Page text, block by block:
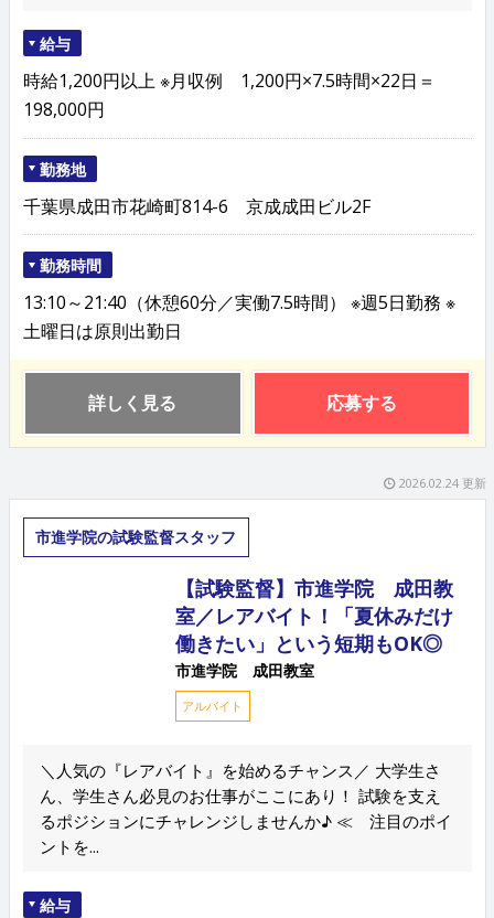
給与
時給1,200円以上 ※月収例 1,200円×7.5時間×22日＝
198,000円
勤務地
千葉県成田市花崎町814-6 京成成田ビル2F
勤務時間
13:10～21:40（休憩60分／実働7.5時間） ※週5日勤務 ※
土曜日は原則出勤日
詳しく見る 応募する
2026.02.24 更新
市進学院の試験監督スタッフ
【試験監督】市進学院 成田教
室／レアバイト！「夏休みだけ
働きたい」という短期もOK◎
市進学院 成田教室
アルバイト
＼人気の『レアバイト』を始めるチャンス／ 大学生さ
ん、学生さん必見のお仕事がここにあり！ 試験を支え
るポジションにチャレンジしませんか♪ ≪ 注目のポイ
ントを...
給与